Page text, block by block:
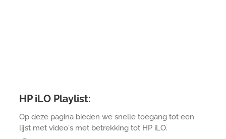
HP iLO Playlist:
Op deze pagina bieden we snelle toegang tot een
lijst met video's met betrekking tot HP iLO.